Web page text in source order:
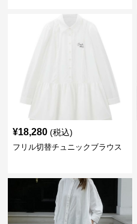
¥18,280 (税込)
フリル切替チュニックブラウス